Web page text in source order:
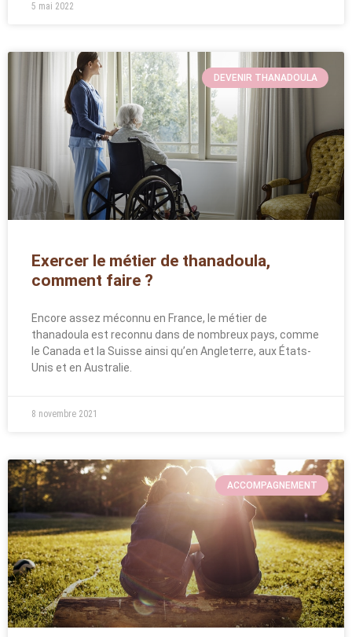
5 mai 2022
DEVENIR THANADOULA
Exercer le métier de thanadoula,
comment faire ?
Encore assez méconnu en France, le métier de
thanadoula est reconnu dans de nombreux pays, comme
le Canada et la Suisse ainsi qu’en Angleterre, aux États-
Unis et en Australie.
8 novembre 2021
ACCOMPAGNEMENT